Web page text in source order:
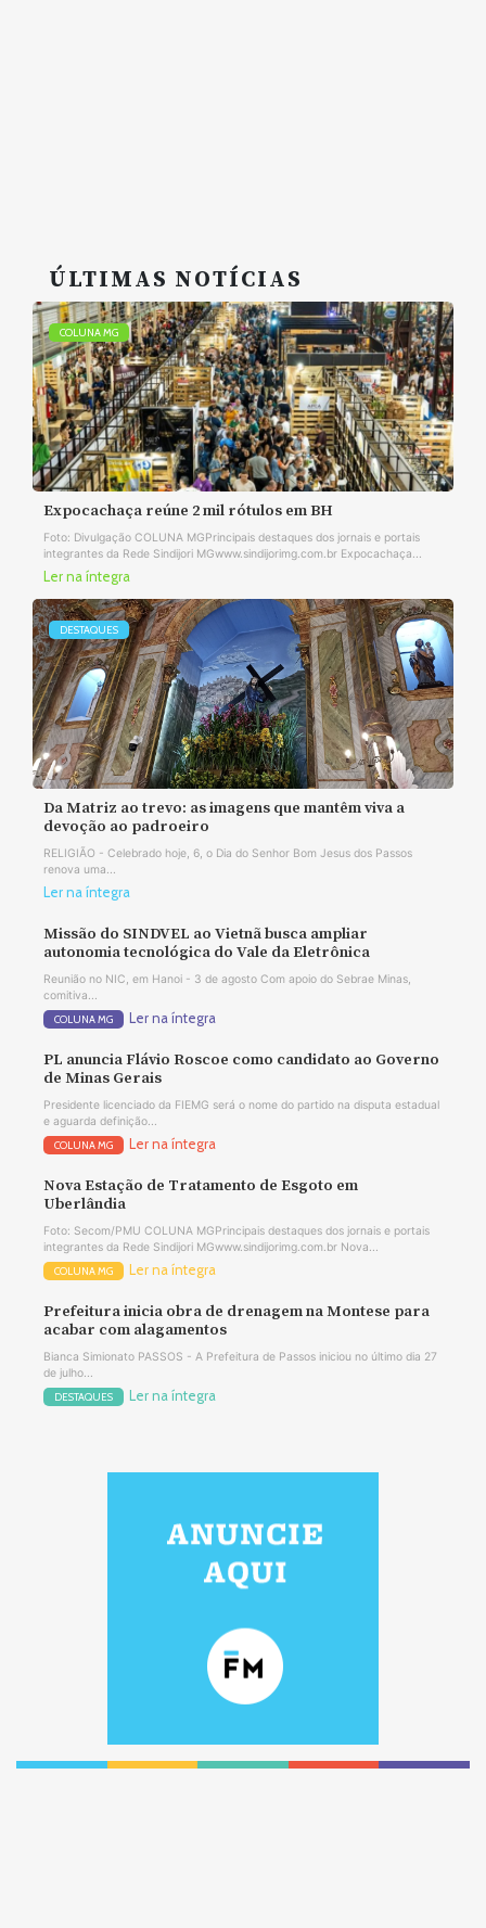
ÚLTIMAS NOTÍCIAS
COLUNA MG
Expocachaça reúne 2 mil rótulos em BH
Foto: Divulgação COLUNA MGPrincipais destaques dos jornais e portais
integrantes da Rede Sindijori MGwww.sindijorimg.com.br Expocachaça...
Ler na íntegra
DESTAQUES
Da Matriz ao trevo: as imagens que mantêm viva a
devoção ao padroeiro
RELIGIÃO - Celebrado hoje, 6, o Dia do Senhor Bom Jesus dos Passos
renova uma...
Ler na íntegra
Missão do SINDVEL ao Vietnã busca ampliar
autonomia tecnológica do Vale da Eletrônica
Reunião no NIC, em Hanoi - 3 de agosto Com apoio do Sebrae Minas,
comitiva...
COLUNA MG Ler na íntegra
PL anuncia Flávio Roscoe como candidato ao Governo
de Minas Gerais
Presidente licenciado da FIEMG será o nome do partido na disputa estadual
e aguarda definição...
COLUNA MG Ler na íntegra
Nova Estação de Tratamento de Esgoto em
Uberlândia
Foto: Secom/PMU COLUNA MGPrincipais destaques dos jornais e portais
integrantes da Rede Sindijori MGwww.sindijorimg.com.br Nova...
COLUNA MG Ler na íntegra
Prefeitura inicia obra de drenagem na Montese para
acabar com alagamentos
Bianca Simionato PASSOS - A Prefeitura de Passos iniciou no último dia 27
de julho...
DESTAQUES Ler na íntegra